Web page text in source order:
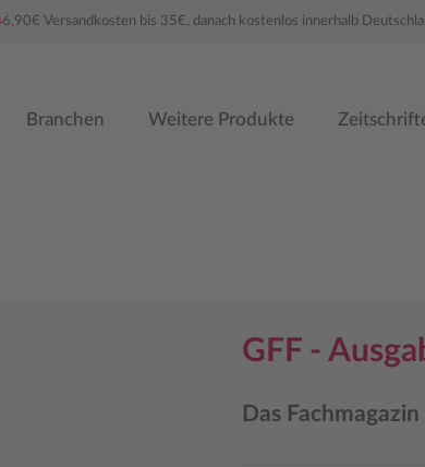
6,90€ Versandkosten bis 35€, danach kostenlos innerhalb
Branchen Weitere Produkte
GFF -
Das